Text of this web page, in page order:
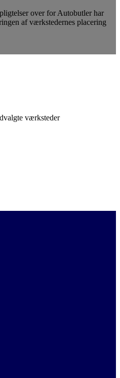
over for Autobutler har
af værkstedernes placering
værksteder